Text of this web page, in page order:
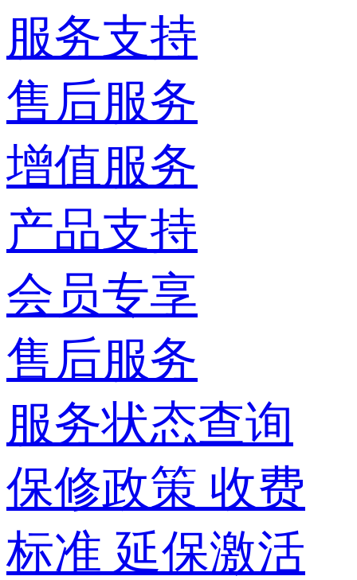
服务支持
售后服务
增值服务
产品支持
会员专享
售后服务
服务状态查询
保修政策 收费
标准 延保激活